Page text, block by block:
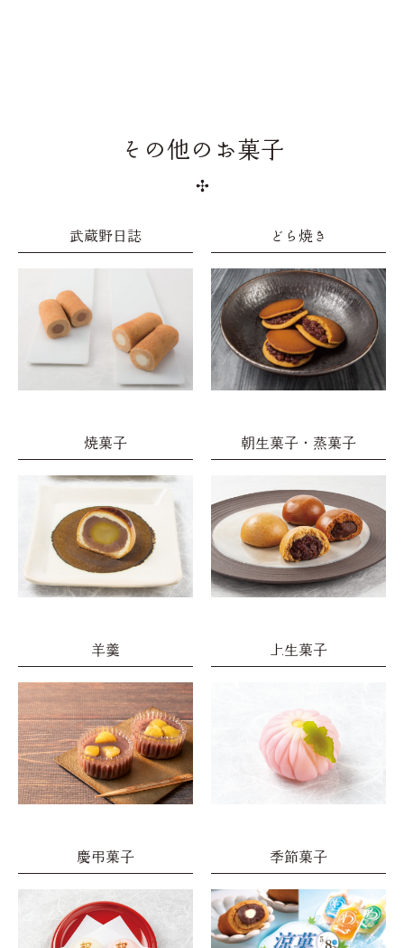
その他のお菓子
武蔵野日誌 どら焼き
焼菓子 朝生菓子・蒸菓子
羊羹 上生菓子
慶弔菓子 季節菓子